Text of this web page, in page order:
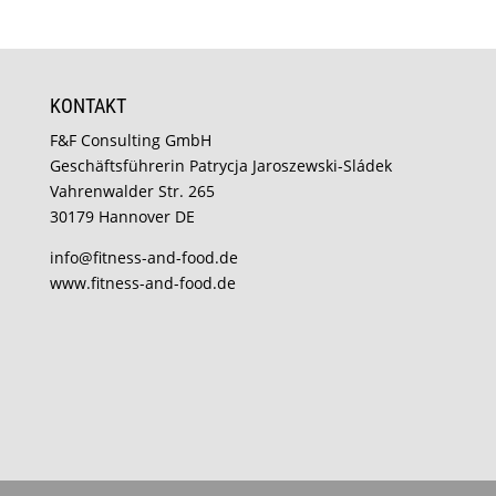
KONTAKT
F&F Consulting GmbH
Geschäftsführerin Patrycja Jaroszewski-Sládek
Vahrenwalder Str. 265
30179 Hannover DE
info@fitness-and-food.de
www.fitness-and-food.de